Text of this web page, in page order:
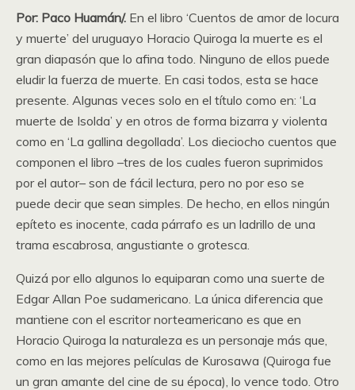
Por: Paco Huamán/. En el libro ‘Cuentos de amor de locura
y muerte’ del uruguayo Horacio Quiroga la muerte es el
gran diapasón que lo afina todo. Ninguno de ellos puede
eludir la fuerza de muerte. En casi todos, esta se hace
presente. Algunas veces solo en el título como en: ‘La
muerte de Isolda’ y en otros de forma bizarra y violenta
como en ‘La gallina degollada’. Los dieciocho cuentos que
componen el libro –tres de los cuales fueron suprimidos
por el autor– son de fácil lectura, pero no por eso se
puede decir que sean simples. De hecho, en ellos ningún
epíteto es inocente, cada párrafo es un ladrillo de una
trama escabrosa, angustiante o grotesca.
Quizá por ello algunos lo equiparan como una suerte de
Edgar Allan Poe sudamericano. La única diferencia que
mantiene con el escritor norteamericano es que en
Horacio Quiroga la naturaleza es un personaje más que,
como en las mejores películas de Kurosawa (Quiroga fue
un gran amante del cine de su época), lo vence todo. Otro